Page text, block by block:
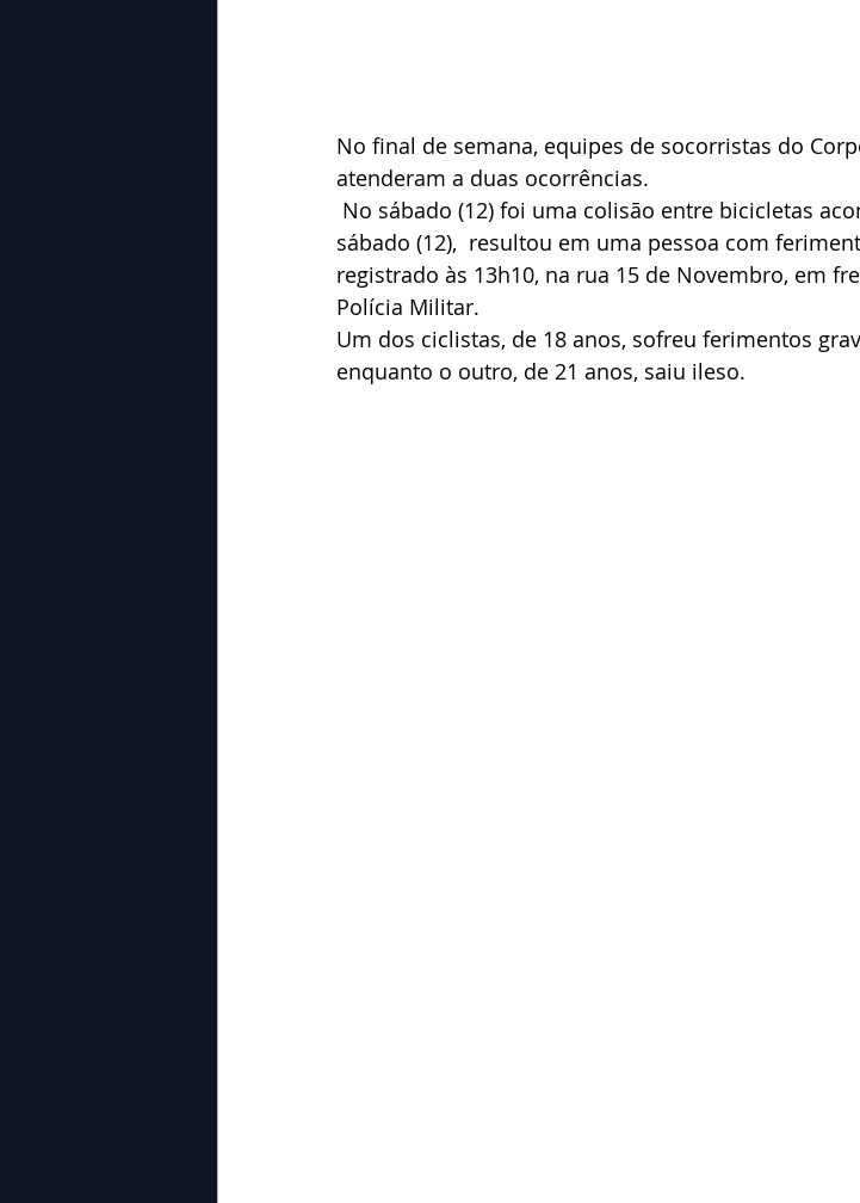
No final de semana, equipes de socorristas do
atenderam a duas ocorrências.
sábado (12),  resultou em uma pessoa com
registrado às 13h10, na rua 15 de Novembro, em
Polícia Militar.
Um dos ciclistas, de 18 anos, sofreu ferimentos
enquanto o outro, de 21 anos, saiu ileso.